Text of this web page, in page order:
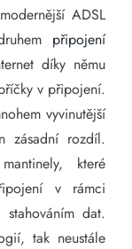
ADSL
připojení
díky němu
v připojení.
vyvinutější
zásadní rozdíl.
které
v rámci
dat.
tak neustále